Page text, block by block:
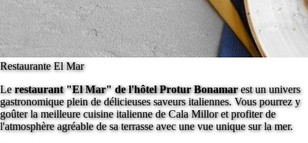
Restaurante El Mar
Lerestaurant "El Mar" de l'hôtel Protur Bonamarest un univers
gastronomique plein de délicieuses saveurs italiennes. Vous pourrez y
goûter la meilleure cuisine italienne de Cala Millor et profiter de
l'atmosphère agréable de sa terrasse avec une vue unique sur la mer.